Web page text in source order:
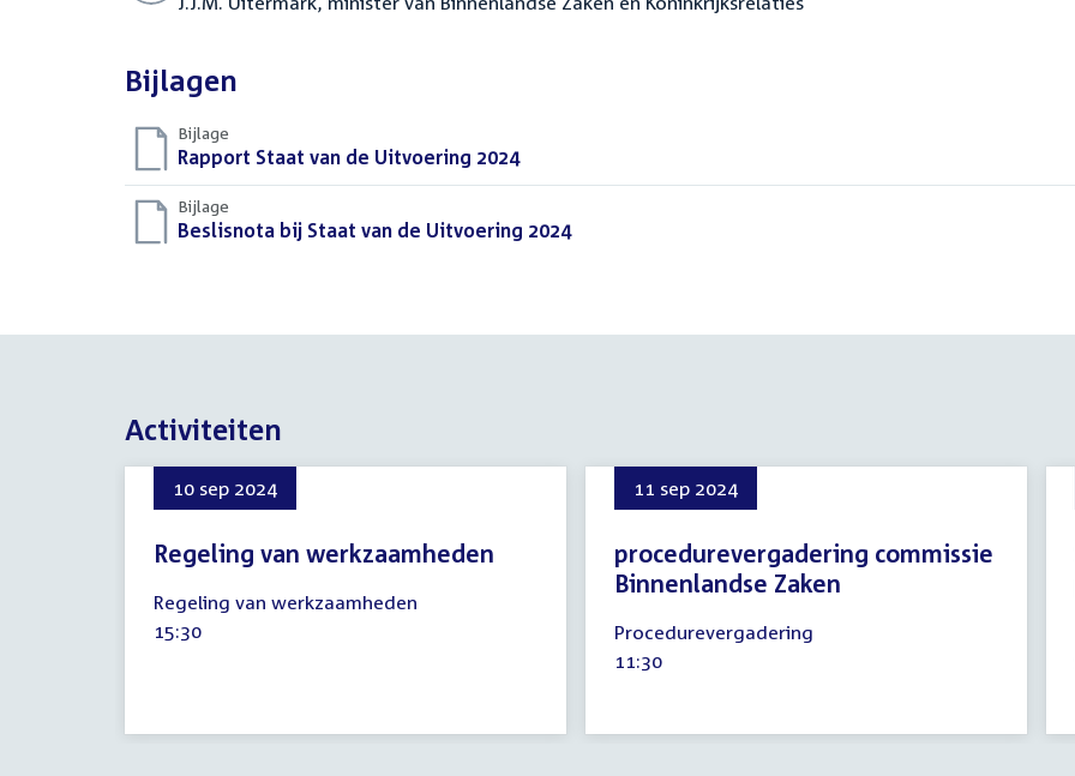
Bijlagen
Bijlage
Download
bestand:
Rapport Staat van de Uitvoering 2024(PDF)
Bijlage
Download
Beslisnota bij Staat van de Uitvoering 2024(PDF)
Activiteiten
10 sep 2024
Regeling van werkzaamheden
september
2024
Regeling van werkzaamheden
Tijd
15:30
11 sep 2024
procedurevergadering commissie
Binnenlandse Zaken
september
2024
Procedurevergadering
Tijd
11:30